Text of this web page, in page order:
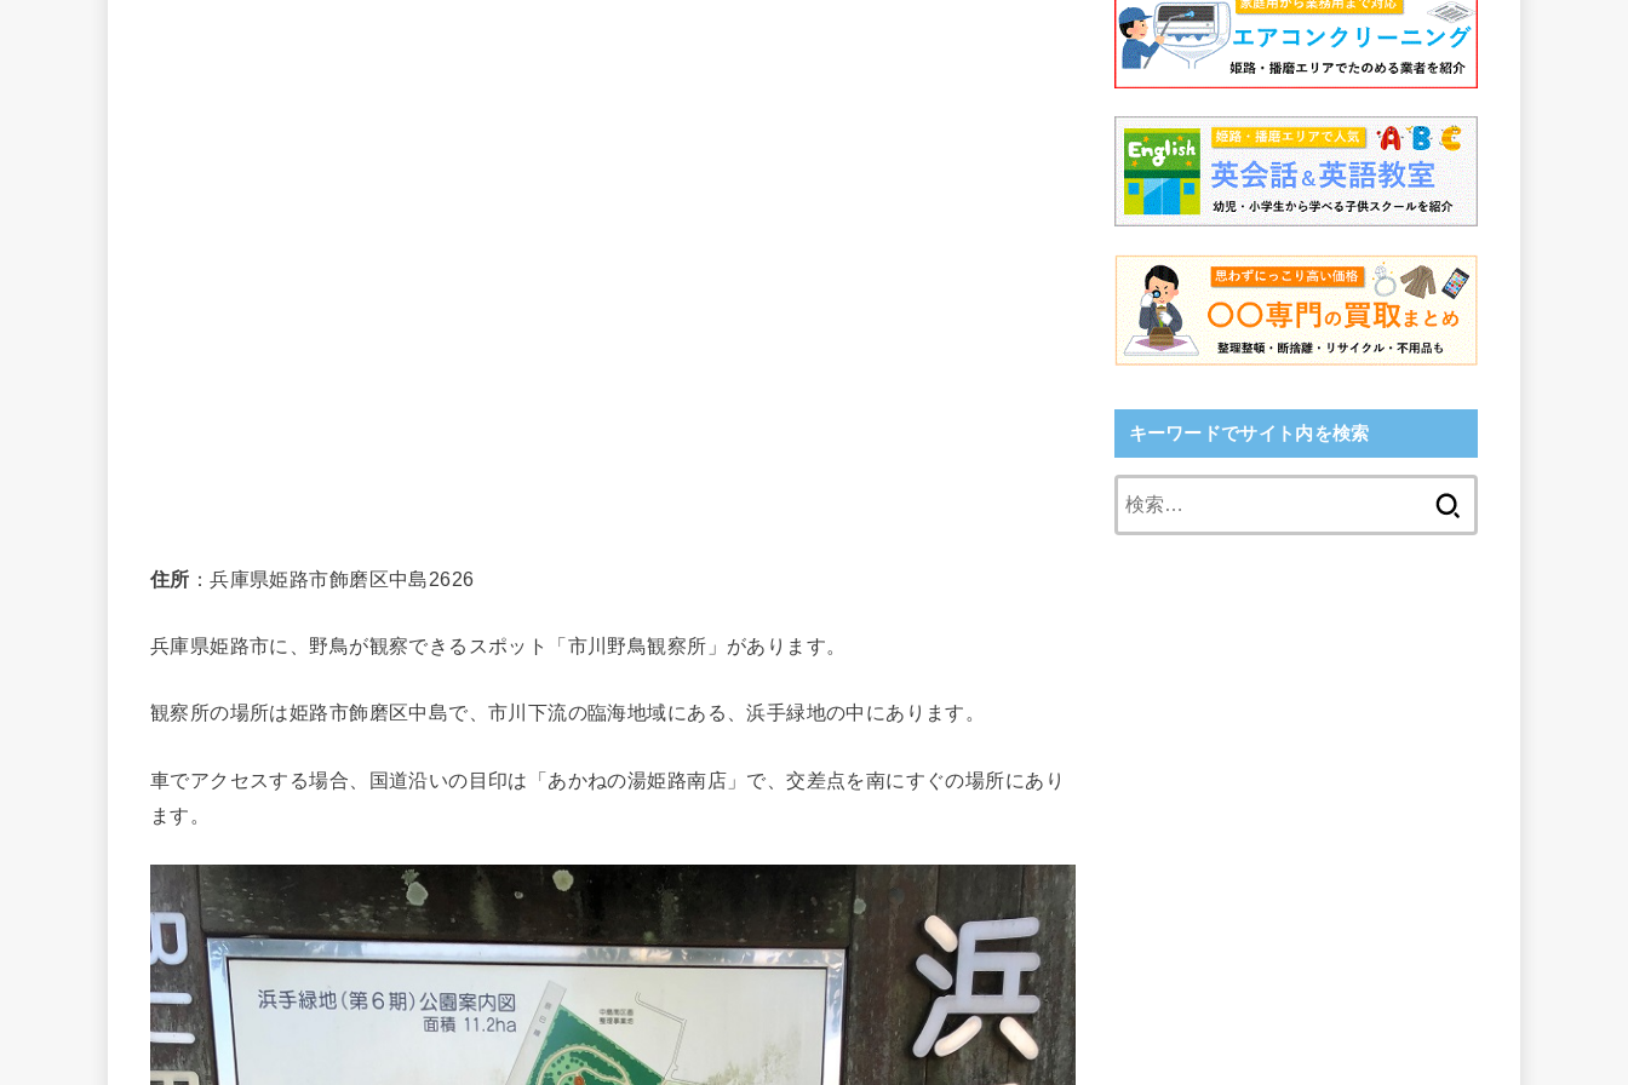
住所 ：兵庫県姫路市飾磨区中島2626
兵庫県姫路市に、野鳥が観察できるスポット「市川野鳥観察所」があります。
観察所の場所は姫路市飾磨区中島で、市川下流の臨海地域にある、浜手緑地の中にあります。
車でアクセスする場合、国道沿いの目印は「あかねの湯姫路南店」で、交差点を南にすぐの場所にあり
ます。
キーワードでサイト内を検索